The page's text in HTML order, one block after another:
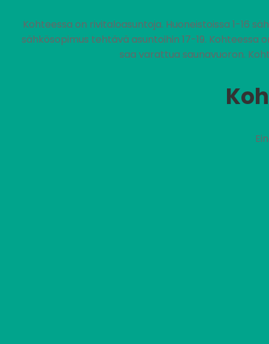
Kohteessa on rivitaloasuntoja. Huoneistoissa 1-16
sähkösopimus tehtävä asuntoihin 17-19.
saa varattua saunavuoron.